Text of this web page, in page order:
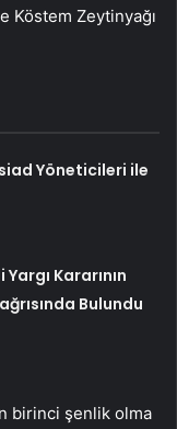
Köstem Zeytinyağı
Yöneticileri ile
Kararının
Bulundu
birinci şenlik olma